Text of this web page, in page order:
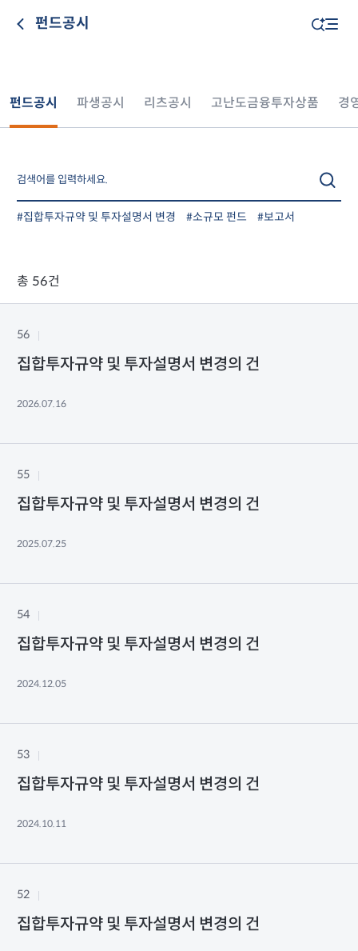
펀드공시
펀드공시 파생공시 리츠공시 고난도금융투자상품 경
#집합투자규약 및 투자설명서 변경 #소규모 펀드 #보고서
총 56건
56
집합투자규약 및 투자설명서 변경의 건
2026.07.16
55
집합투자규약 및 투자설명서 변경의 건
2025.07.25
54
집합투자규약 및 투자설명서 변경의 건
2024.12.05
53
집합투자규약 및 투자설명서 변경의 건
2024.10.11
52
집합투자규약 및 투자설명서 변경의 건